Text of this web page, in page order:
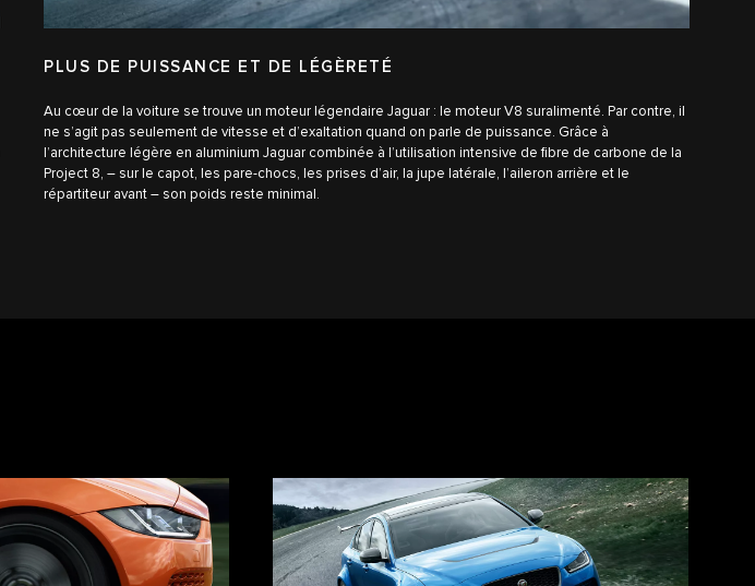
PLUS DE PUISSANCE ET DE LÉGÈRETÉ
Au cœur de la voiture se trouve un moteur légendaire Jaguar : le moteur V8 suralimenté. Par contre, il
ne s’agit pas seulement de vitesse et d’exaltation quand on parle de puissance. Grâce à
l’architecture légère en aluminium Jaguar combinée à l’utilisation intensive de fibre de carbone de la
Project 8, – sur le capot, les pare-chocs, les prises d’air, la jupe latérale, l’aileron arrière et le
répartiteur avant – son poids reste minimal.